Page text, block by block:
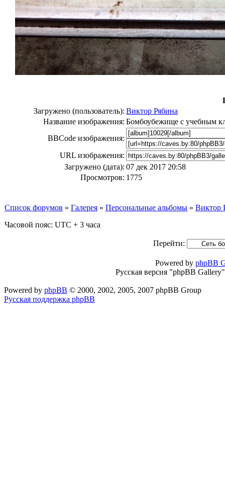
Загружено (пользователь): Виктор Рябина
Название изображения: Бомбоубежище с учебным
BBCode изображения:
URL изображения:
Загружено (дата): 07 дек 2017 20:58
Просмотров: 1775
Список форумов » Галерея » Персональные альбомы » Виктор
Часовой пояс: UTC + 3 часа
Перейти:
Powered by phpBB
Русская версия "phpBB
Powered by phpBB © 2000, 2002, 2005, 2007 phpBB Group
Русская поддержка phpBB